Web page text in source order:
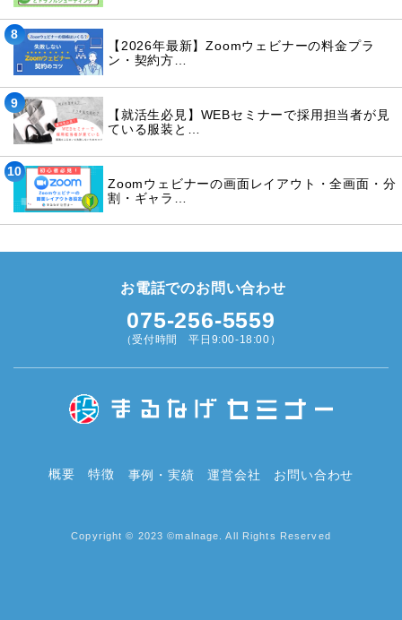
8
【2026年最新】Zoomウェビナーの料金プラ
ン・契約方…
9
【就活生必見】WEBセミナーで採用担当者が見
ている服装と…
10
Zoomウェビナーの画面レイアウト・全画面・分
割・ギャラ…
お電話でのお問い合わせ
075-256-5559
（受付時間 平日9:00-18:00）
概要 特徴 事例・実績 運営会社 お問い合わせ
Copyright © 2023 ©malnage. All Rights Reserved